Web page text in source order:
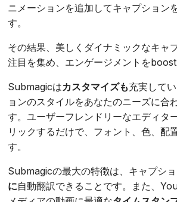
ニメーションを追加してキャプション
す。
その結果、美しくダイナミックなキャ
注目を集め、エンゲージメントをboost
Submagicはカスタマイズも充実して
ョンのスタイルをあなたのニーズに合
す。ユーザーフレンドリーなエディタ
リックするだけで、フォント、色、配
す。
Submagicの最大の特徴は、キャプシ
に自動翻訳できることです。また、